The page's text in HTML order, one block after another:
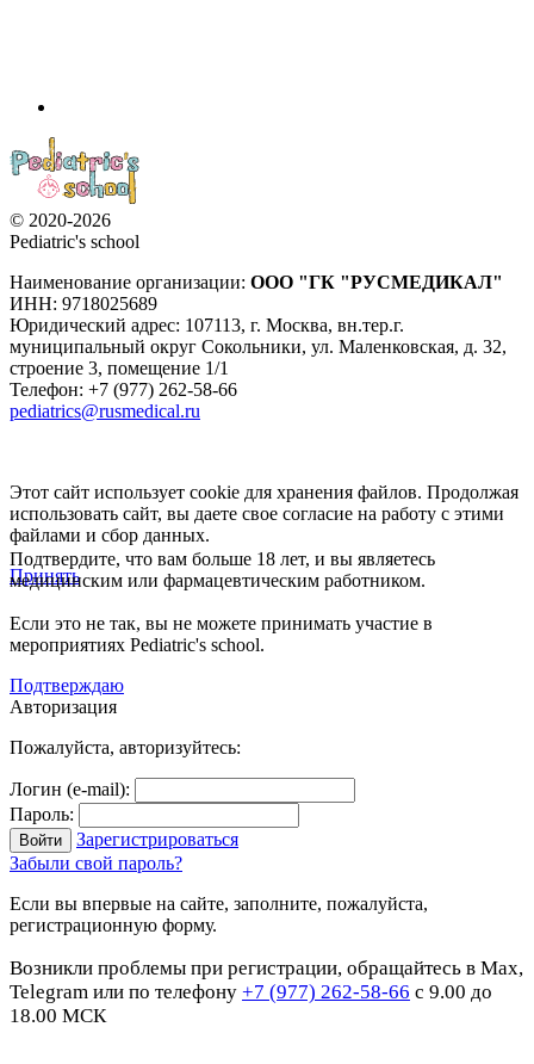
© 2020-2026
Pediatric's school
Наименование организации: ООО "ГК "РУСМЕДИКАЛ"
ИНН: 9718025689
Юридический адрес: 107113, г. Москва, вн.тер.г.
муниципальный округ Сокольники, ул. Маленковская, д. 32,
строение 3, помещение 1/1
Телефон: +7 (977) 262-58-66
pediatrics@rusmedical.ru
Этот сайт использует cookie для хранения файлов. Продолжая
использовать сайт, вы даете свое согласие на работу с этими
файлами и сбор данных.
Принять
Подтвердите, что вам больше 18 лет, и вы являетесь
медицинским или фармацевтическим работником.
Если это не так, вы не можете принимать участие в
мероприятиях Pediatric's school.
Подтверждаю
Авторизация
Пожалуйста, авторизуйтесь:
Логин (e-mail):
Пароль:
Зарегистрироваться
Забыли свой пароль?
Если вы впервые на сайте, заполните, пожалуйста,
регистрационную форму.
Возникли проблемы при регистрации, обращайтесь в Max,
Telegram или по телефону +7 (977) 262-58-66 с 9.00 до
18.00 МСК